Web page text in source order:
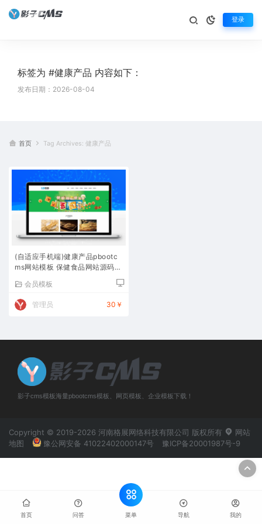
登录
标签为 #健康产品 内容如下：
发布日期：2026-08-04
首页 Tag Archives: 健康产品
(自适应手机端)健康产品pbootc
ms网站模板 保健食品网站源码下
会员模板
管理员 30￥
影子cms模板海量pbootcms模板、网页模板、企业模板下载！
Copyright © 2019-2026 河南格展网络科技有限公司 版权所有
网站
地图
豫公网安备 41022402000147号 豫ICP备20001987号-9
首页 问答 菜单 导航 我的